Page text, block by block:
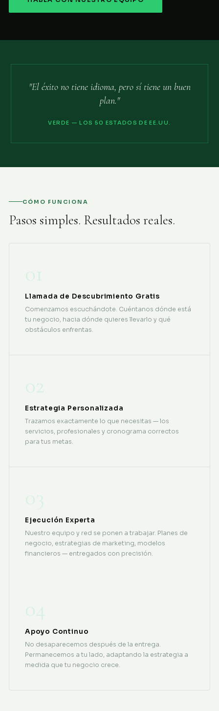
"El éxito no tiene idioma, pero sí tiene un buen
plan."
VERDE — LOS 50 ESTADOS DE EE.UU.
CÓMO FUNCIONA
Pasos simples. Resultados reales.
01
Llamada de Descubrimiento Gratis
Comenzamos escuchándote. Cuéntanos dónde está
tu negocio, hacia dónde quieres llevarlo y qué
obstáculos enfrentas.
02
Estrategia Personalizada
Trazamos exactamente lo que necesitas — los
servicios, profesionales y cronograma correctos
para tus metas.
03
Ejecución Experta
Nuestro equipo y red se ponen a trabajar. Planes de
negocio, estrategias de marketing, modelos
financieros — entregados con precisión.
04
Apoyo Continuo
No desaparecemos después de la entrega.
Permanecemos a tu lado, adaptando la estrategia a
medida que tu negocio crece.